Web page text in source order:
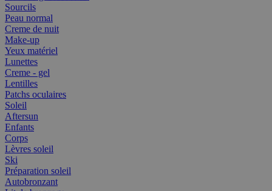
Sourcils
Peau normal
Creme de nuit
Make-up
Yeux matériel
Lunettes
Creme - gel
Lentilles
Patchs oculaires
Soleil
Aftersun
Enfants
Corps
Lèvres soleil
Ski
Préparation soleil
Autobronzant